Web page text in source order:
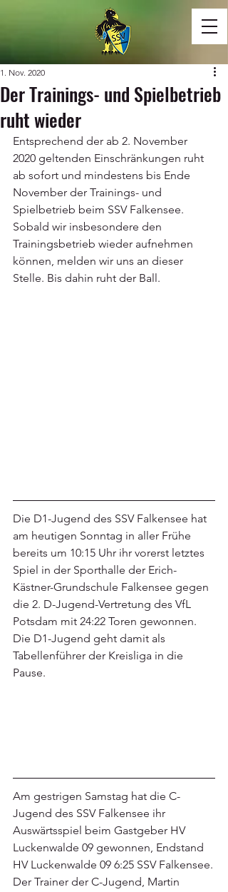
Der Trainings- und Spielbetrieb
ruht wieder
1. Nov. 2020
Entsprechend der ab 2. November
2020 geltenden Einschränkungen ruht
ab sofort und mindestens bis Ende
November der Trainings- und
Spielbetrieb beim SSV Falkensee.
Sobald wir insbesondere den
Trainingsbetrieb wieder aufnehmen
können, melden wir uns an dieser
Stelle. Bis dahin ruht der Ball.
Die D1-Jugend des SSV Falkensee hat
am heutigen Sonntag in aller Frühe
bereits um 10:15 Uhr ihr vorerst letztes
Spiel in der Sporthalle der Erich-
Kästner-Grundschule Falkensee gegen
die 2. D-Jugend-Vertretung des VfL
Potsdam mit 24:22 Toren gewonnen.
Die D1-Jugend geht damit als
Tabellenführer der Kreisliga in die
Pause.
Am gestrigen Samstag hat die C-
Jugend des SSV Falkensee ihr
Auswärtsspiel beim Gastgeber HV
Luckenwalde 09 gewonnen, Endstand
HV Luckenwalde 09 6:25 SSV Falkensee.
Der Trainer der C-Jugend, Martin